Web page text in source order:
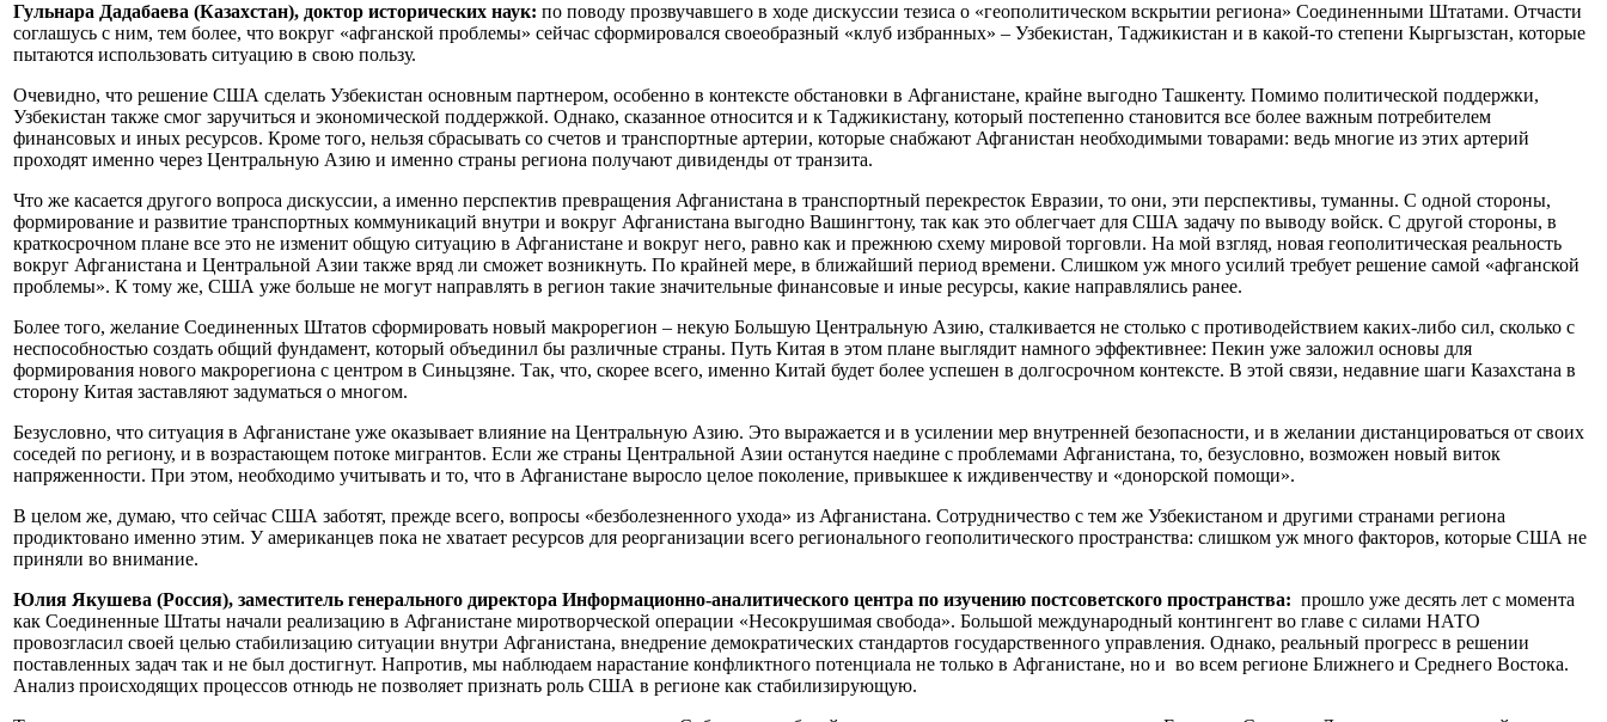
Гульнара Дадабаева (Казахстан), доктор исторических наук: по поводу прозвучавшего в ходе дискуссии тезиса о «геополитическом вскрытии региона» Соединенными Штатами. Отчасти
соглашусь с ним, тем более, что вокруг «афганской проблемы» сейчас сформировался своеобразный «клуб избранных» – Узбекистан, Таджикистан и в какой-то степени Кыргызстан, которые
пытаются использовать ситуацию в свою пользу.
Очевидно, что решение США сделать Узбекистан основным партнером, особенно в контексте обстановки в Афганистане, крайне выгодно Ташкенту. Помимо политической поддержки,
Узбекистан также смог заручиться и экономической поддержкой. Однако, сказанное относится и к Таджикистану, который постепенно становится все более важным потребителем
финансовых и иных ресурсов. Кроме того, нельзя сбрасывать со счетов и транспортные артерии, которые снабжают Афганистан необходимыми товарами: ведь многие из этих артерий
проходят именно через Центральную Азию и именно страны региона получают дивиденды от транзита.
Что же касается другого вопроса дискуссии, а именно перспектив превращения Афганистана в транспортный перекресток Евразии, то они, эти перспективы, туманны. С одной стороны,
формирование и развитие транспортных коммуникаций внутри и вокруг Афганистана выгодно Вашингтону, так как это облегчает для США задачу по выводу войск. С другой стороны, в
краткосрочном плане все это не изменит общую ситуацию в Афганистане и вокруг него, равно как и прежнюю схему мировой торговли. На мой взгляд, новая геополитическая реальность
вокруг Афганистана и Центральной Азии также вряд ли сможет возникнуть. По крайней мере, в ближайший период времени. Слишком уж много усилий требует решение самой «афганской
проблемы». К тому же, США уже больше не могут направлять в регион такие значительные финансовые и иные ресурсы, какие направлялись ранее.
Более того, желание Соединенных Штатов сформировать новый макрорегион – некую Большую Центральную Азию, сталкивается не столько с противодействием каких-либо сил, сколько с
неспособностью создать общий фундамент, который объединил бы различные страны. Путь Китая в этом плане выглядит намного эффективнее: Пекин уже заложил основы для
формирования нового макрорегиона с центром в Синьцзяне. Так, что, скорее всего, именно Китай будет более успешен в долгосрочном контексте. В этой связи, недавние шаги Казахстана в
сторону Китая заставляют задуматься о многом.
Безусловно, что ситуация в Афганистане уже оказывает влияние на Центральную Азию. Это выражается и в усилении мер внутренней безопасности, и в желании дистанцироваться от своих
соседей по региону, и в возрастающем потоке мигрантов. Если же страны Центральной Азии останутся наедине с проблемами Афганистана, то, безусловно, возможен новый виток
напряженности. При этом, необходимо учитывать и то, что в Афганистане выросло целое поколение, привыкшее к иждивенчеству и «донорской помощи».
В целом же, думаю, что сейчас США заботят, прежде всего, вопросы «безболезненного ухода» из Афганистана. Сотрудничество с тем же Узбекистаном и другими странами региона
продиктовано именно этим. У американцев пока не хватает ресурсов для реорганизации всего регионального геополитического пространства: слишком уж много факторов, которые США не
приняли во внимание.
Юлия Якушева (Россия), заместитель генерального директора Информационно-аналитического центра по изучению постсоветского пространства: прошло уже десять лет с момента
как Соединенные Штаты начали реализацию в Афганистане миротворческой операции «Несокрушимая свобода». Большой международный контингент во главе с силами НАТО
провозгласил своей целью стабилизацию ситуации внутри Афганистана, внедрение демократических стандартов государственного управления. Однако, реальный прогресс в решении
поставленных задач так и не был достигнут. Напротив, мы наблюдаем нарастание конфликтного потенциала не только в Афганистане, но и во всем регионе Ближнего и Среднего Востока.
Анализ происходящих процессов отнюдь не позволяет признать роль США в регионе как стабилизирующую.